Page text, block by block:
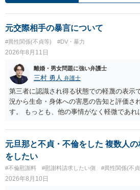
元交際相手の暴言について
#異性関係(不貞等) #DV・暴力
2026年8月11日
離婚・男女問題に強い弁護士
三村 勇人 弁護士
第三者に認識され得る状態での軽蔑の表示
況から生命・身体への害悪の告知と評価さ
す。 もっとも、他の事情がなく軽微であ
元旦那と不貞・不倫をした 複数人
をしたい
#不倫慰謝料 #慰謝料請求したい側 #異性関係(不
2026年8月10日